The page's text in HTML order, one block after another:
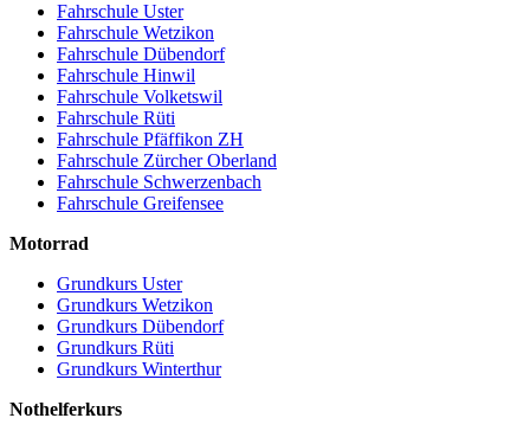
Fahrschule Uster
Fahrschule Wetzikon
Fahrschule Dübendorf
Fahrschule Hinwil
Fahrschule Volketswil
Fahrschule Rüti
Fahrschule Pfäffikon ZH
Fahrschule Zürcher Oberland
Fahrschule Schwerzenbach
Fahrschule Greifensee
Motorrad
Grundkurs Uster
Grundkurs Wetzikon
Grundkurs Dübendorf
Grundkurs Rüti
Grundkurs Winterthur
Nothelferkurs